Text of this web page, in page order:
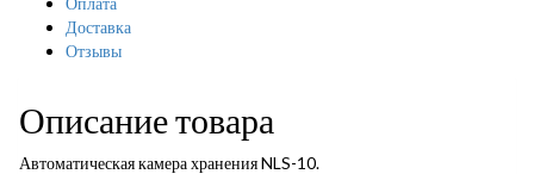
Доставка
Отзывы
Описание товара
Автоматическая камера хранения NLS-10.